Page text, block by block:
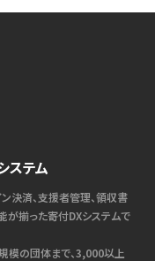
ステム
決済、支援者管理、領収書
が揃った寄付DXシステムで
模の団体まで、3,000以上